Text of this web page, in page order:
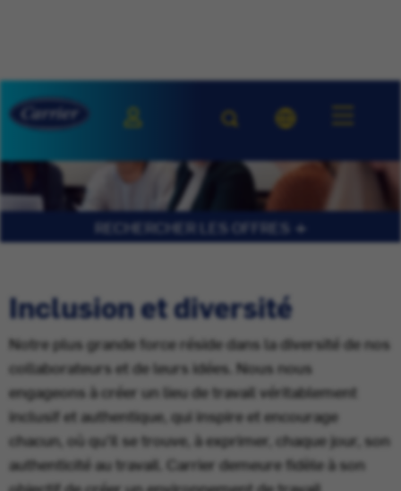
RECHERCHER LES OFFRES
Inclusion et diversité
Notre plus grande force réside dans la diversité de nos
collaborateurs et de leurs idées. Nous nous
engageons à créer un lieu de travail véritablement
inclusif et authentique, qui inspire et encourage
chacun, où qu'il se trouve, à exprimer, chaque jour, son
authenticité au travail. Carrier demeure fidèle à son